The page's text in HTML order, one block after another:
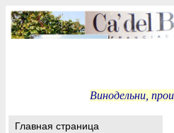
Винодельни,
Главная страница